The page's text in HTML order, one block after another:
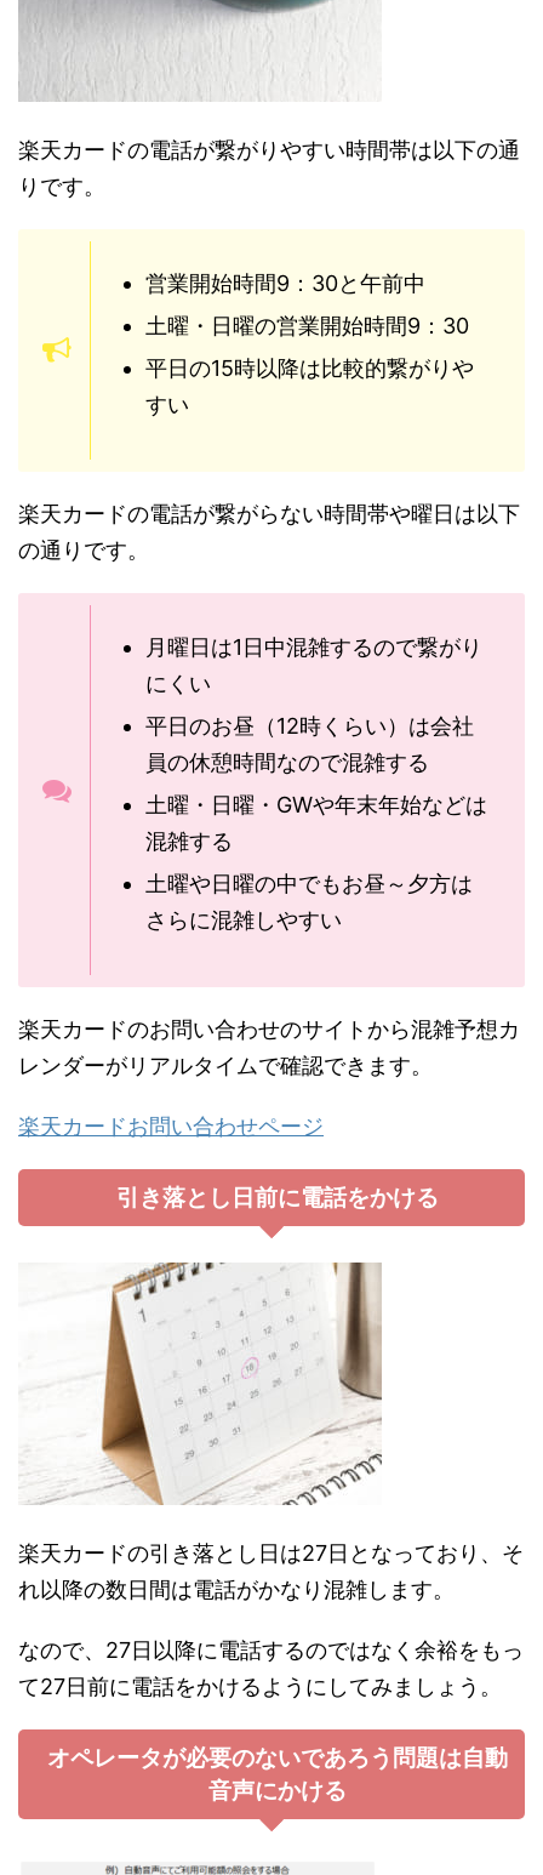
楽天カードの電話が繋がりやすい時間帯は以下の通
りです。
営業開始時間9：30と午前中
土曜・日曜の営業開始時間9：30
平日の15時以降は比較的繋がりや
すい
楽天カードの電話が繋がらない時間帯や曜日は以下
の通りです。
月曜日は1日中混雑するので繋がり
にくい
平日のお昼（12時くらい）は会社
員の休憩時間なので混雑する
土曜・日曜・GWや年末年始などは
混雑する
土曜や日曜の中でもお昼～夕方は
さらに混雑しやすい
楽天カードのお問い合わせのサイトから混雑予想カ
レンダーがリアルタイムで確認できます。
楽天カードお問い合わせページ
引き落とし日前に電話をかける
楽天カードの引き落とし日は27日となっており、そ
れ以降の数日間は電話がかなり混雑します。
なので、27日以降に電話するのではなく余裕をもっ
て27日前に電話をかけるようにしてみましょう。
オペレータが必要のないであろう問題は自動
音声にかける